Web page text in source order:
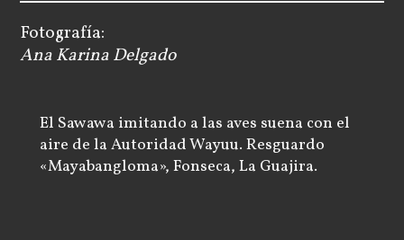
Fotografía:
Ana Karina Delgado
El Sawawa imitando a las aves suena con el
aire de la Autoridad Wayuu. Resguardo
«Mayabangloma», Fonseca, La Guajira.